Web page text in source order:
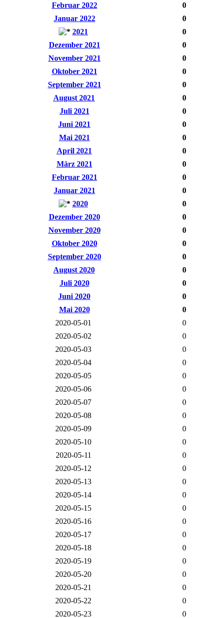
Februar 2022
0
Januar 2022
0
2021
0
Dezember 2021
0
November 2021
0
Oktober 2021
0
September 2021
0
August 2021
0
Juli 2021
0
Juni 2021
0
Mai 2021
0
April 2021
0
März 2021
0
Februar 2021
0
Januar 2021
0
2020
0
Dezember 2020
0
November 2020
0
Oktober 2020
0
September 2020
0
August 2020
0
Juli 2020
0
Juni 2020
0
Mai 2020
0
2020-05-01
0
2020-05-02
0
2020-05-03
0
2020-05-04
0
2020-05-05
0
2020-05-06
0
2020-05-07
0
2020-05-08
0
2020-05-09
0
2020-05-10
0
2020-05-11
0
2020-05-12
0
2020-05-13
0
2020-05-14
0
2020-05-15
0
2020-05-16
0
2020-05-17
0
2020-05-18
0
2020-05-19
0
2020-05-20
0
2020-05-21
0
2020-05-22
0
2020-05-23
0